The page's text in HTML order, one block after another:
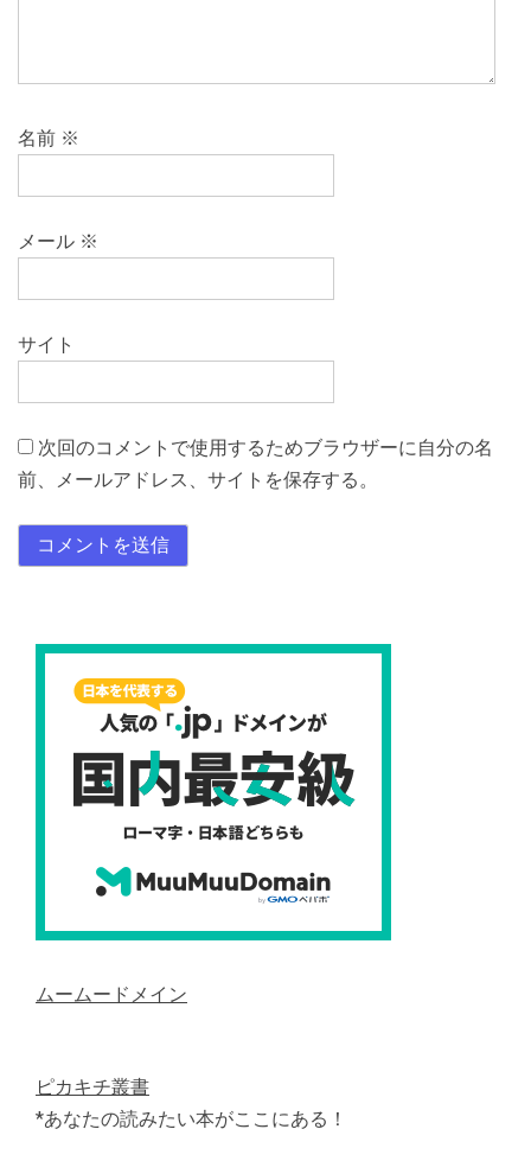
名前 ※
メール ※
サイト
次回のコメントで使用するためブラウザーに自分の名
前、メールアドレス、サイトを保存する。
ムームードメイン
ピカキチ叢書
*あなたの読みたい本がここにある！